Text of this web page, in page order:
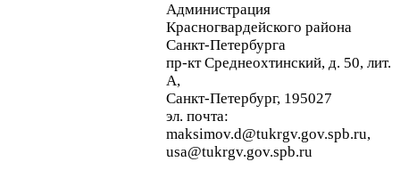
Администрация
Красногвардейского района
Санкт-Петербурга
пр-кт Среднеохтинский, д. 50, лит.
А,
Санкт-Петербург, 195027
эл. почта:
maksimov.d@tukrgv.gov.spb.ru,
usa@tukrgv.gov.spb.ru